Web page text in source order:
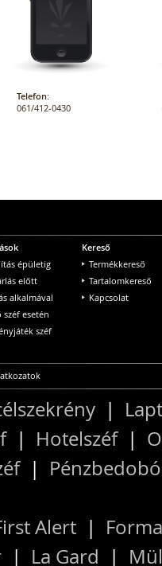
Telefon:
061/412-0430
épületig
előtt
alkalmával
széf esetén
széf
Kereső
Termékkereső
Tartalomkereső
Kapcsolat
|
| Hotelszéf|
|
Alert |
| La Gard |